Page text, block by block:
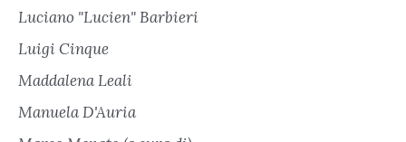
Luciano "Lucien" Barbieri
Luigi Cinque
Maddalena Leali
Manuela D'Auria